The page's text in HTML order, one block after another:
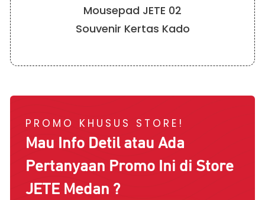
Mousepad JETE 02
Souvenir Kertas Kado
PROMO KHUSUS STORE!
Mau Info Detil atau Ada
Pertanyaan Promo Ini di Store
JETE Medan ?